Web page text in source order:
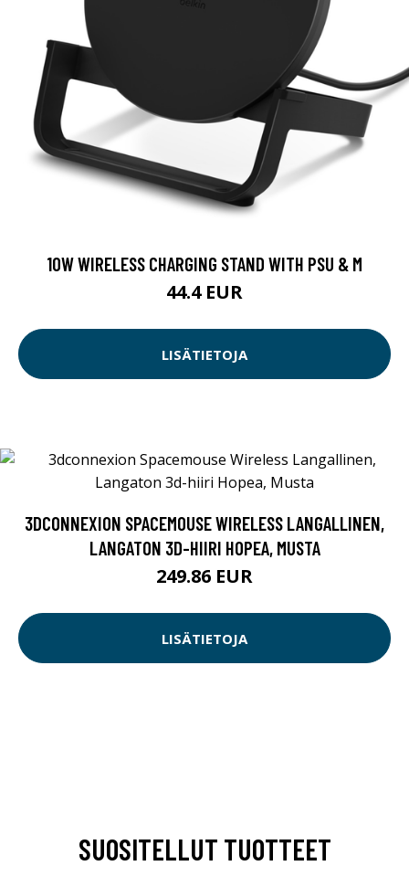
10W WIRELESS CHARGING STAND WITH PSU & M
44.4 EUR
LISÄTIETOJA
3DCONNEXION SPACEMOUSE WIRELESS LANGALLINEN,
LANGATON 3D-HIIRI HOPEA, MUSTA
249.86 EUR
LISÄTIETOJA
SUOSITELLUT TUOTTEET